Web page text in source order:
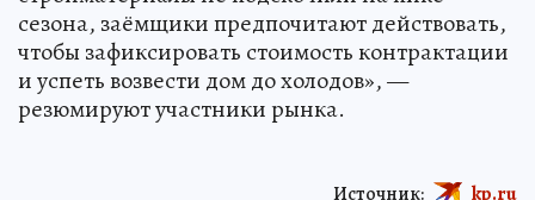
сезона, заёмщики предпочитают действовать,
чтобы зафиксировать стоимость контрактации
и успеть возвести дом до холодов», —
резюмируют участники рынка.
Источник: kp.ru